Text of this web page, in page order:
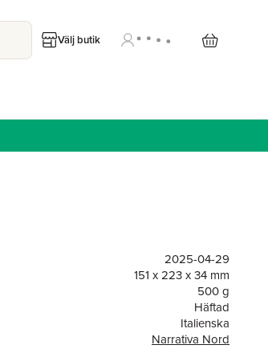
Välj butik
2025-04-29
151 x 223 x 34 mm
500 g
Häftad
Italienska
Narrativa Nord